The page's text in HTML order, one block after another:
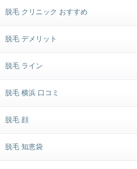
脱毛 クリニック おすすめ
脱毛 デメリット
脱毛 ライン
脱毛 横浜 口コミ
脱毛 顔
脱毛 知恵袋